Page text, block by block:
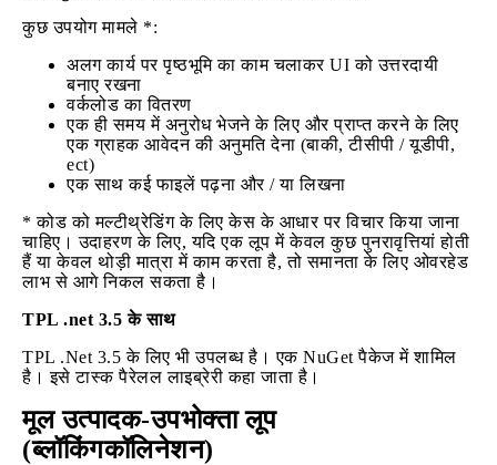
कुछ उपयोग मामले *:
अलग कार्य पर पृष्ठभूमि का काम चलाकर UI को उत्तरदायी
बनाए रखना
वर्कलोड का वितरण
एक ही समय में अनुरोध भेजने के लिए और प्राप्त करने के लिए
एक ग्राहक आवेदन की अनुमति देना (बाकी, टीसीपी / यूडीपी,
ect)
एक साथ कई फाइलें पढ़ना और / या लिखना
* कोड को मल्टीथ्रेडिंग के लिए केस के आधार पर विचार किया जाना
चाहिए। उदाहरण के लिए, यदि एक लूप में केवल कुछ पुनरावृत्तियां होती
हैं या केवल थोड़ी मात्रा में काम करता है, तो समानता के लिए ओवरहेड
लाभ से आगे निकल सकता है।
TPL .net 3.5 के साथ
TPL .Net 3.5 के लिए भी उपलब्ध है। एक NuGet पैकेज में शामिल
है। इसे टास्क पैरेलल लाइब्रेरी कहा जाता है।
मूल उत्पादक-उपभोक्ता लूप
(ब्लॉकिंगकॉलिनेशन)